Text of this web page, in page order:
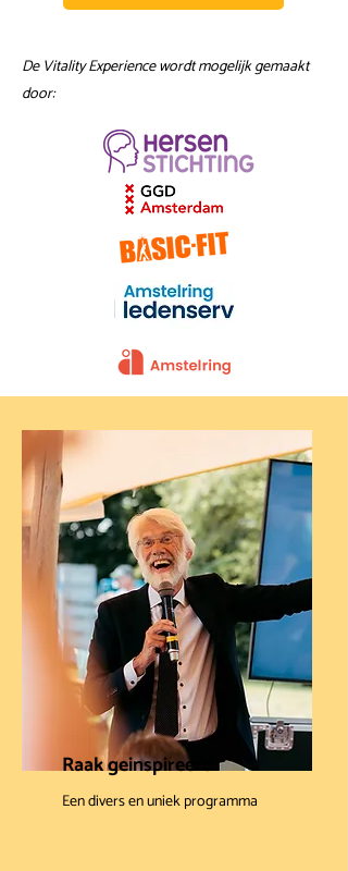
De Vitality Experience wordt mogelijk gemaakt
door:
Raak geinspireerd
Een divers en uniek programma